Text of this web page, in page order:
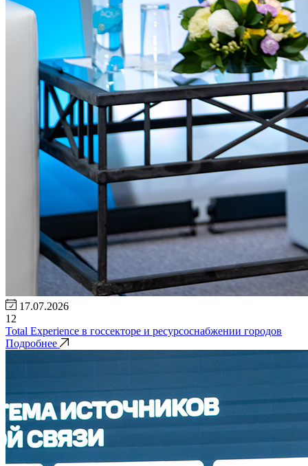
17.07.2026
12
Total Experience в госсекторе и ресурсоснабжении городов
Подробнее